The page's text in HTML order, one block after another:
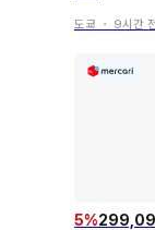
도쿄 ・ 9시간
5%